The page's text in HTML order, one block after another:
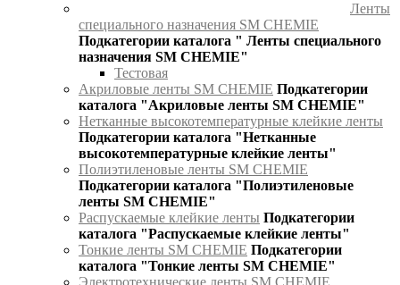
Ленты
специального назначения SM CHEMIE
Подкатегории каталога " Ленты специального
назначения SM CHEMIE"
Тестовая
Акриловые ленты SM CHEMIE Подкатегории
каталога "Акриловые ленты SM CHEMIE"
Нетканные высокотемпературные клейкие ленты
Подкатегории каталога "Нетканные
высокотемпературные клейкие ленты"
Полиэтиленовые ленты SM CHEMIE
Подкатегории каталога "Полиэтиленовые
ленты SM CHEMIE"
Распускаемые клейкие ленты Подкатегории
каталога "Распускаемые клейкие ленты"
Тонкие ленты SM CHEMIE Подкатегории
каталога "Тонкие ленты SM CHEMIE"
Электротехнические ленты SM CHEMIE